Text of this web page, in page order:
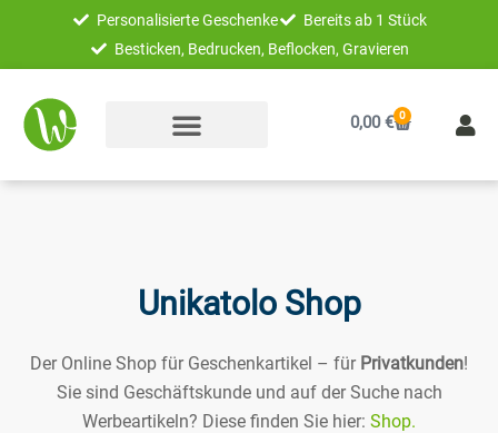
springen
Personalisierte Geschenke
Bereits ab 1 Stück
Besticken, Bedrucken, Beflocken, Gravieren
0,00€ 0
Warenkorb
Unikatolo Shop
Der Online Shop für Geschenkartikel – für Privatkunden!
Sie sind Geschäftskunde und auf der Suche nach
Werbeartikeln? Diese finden Sie hier: Shop.